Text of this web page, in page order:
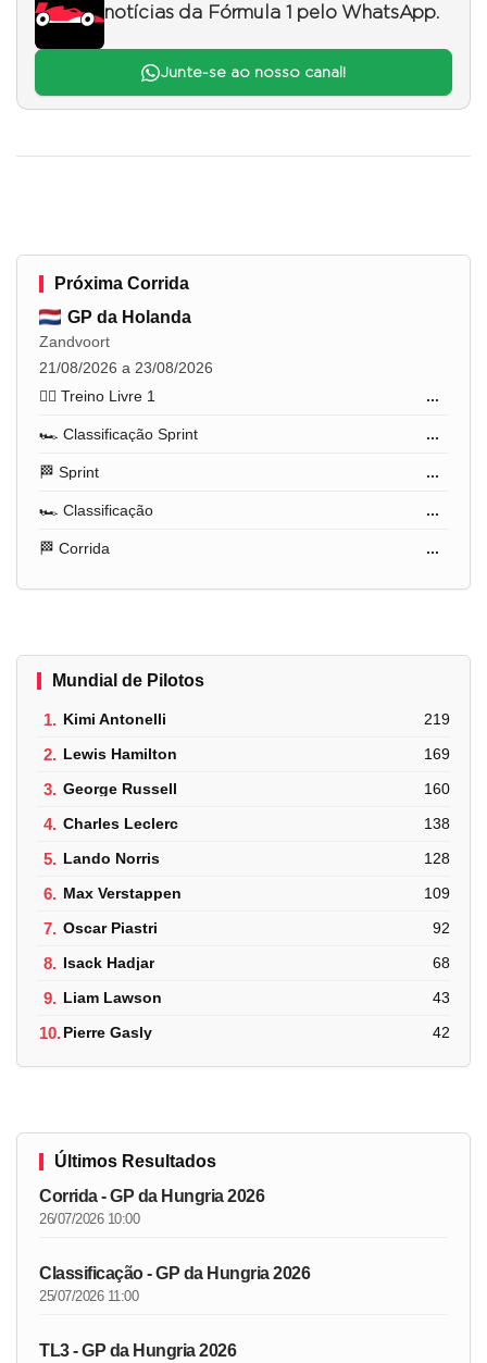
notícias da Fórmula 1 pelo WhatsApp.
Junte-se ao nosso canal!
Próxima Corrida
GP da Holanda
Zandvoort
21/08/2026 a 23/08/2026
🏋️‍♂️ Treino Livre 1
...
🏎️ Classificação Sprint ...
🏁 Sprint ...
🏎️ Classificação ...
🏁 Corrida ...
Mundial de Pilotos
1. Kimi Antonelli 219
2. Lewis Hamilton 169
3. George Russell 160
4. Charles Leclerc 138
5. Lando Norris 128
6. Max Verstappen 109
7. Oscar Piastri 92
8. Isack Hadjar 68
9. Liam Lawson 43
10.Pierre Gasly 42
Últimos Resultados
Corrida - GP da Hungria 2026
26/07/2026 10:00
Classificação - GP da Hungria 2026
25/07/2026 11:00
TL3 - GP da Hungria 2026